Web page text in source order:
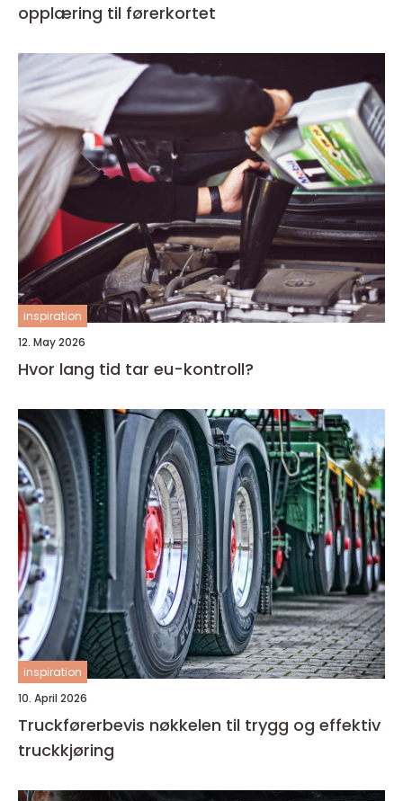
opplæring til førerkortet
inspiration
12. May 2026
Hvor lang tid tar eu-kontroll?
inspiration
10. April 2026
Truckførerbevis nøkkelen til trygg og effektiv
truckkjøring